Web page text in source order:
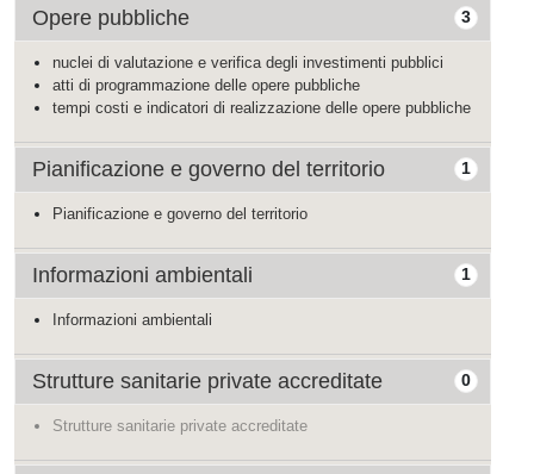
3
Opere pubbliche
nuclei di valutazione e verifica degli investimenti pubblici
atti di programmazione delle opere pubbliche
tempi costi e indicatori di realizzazione delle opere pubbliche
1
Pianificazione e governo del territorio
Pianificazione e governo del territorio
1
Informazioni ambientali
Informazioni ambientali
0
Strutture sanitarie private accreditate
Strutture sanitarie private accreditate